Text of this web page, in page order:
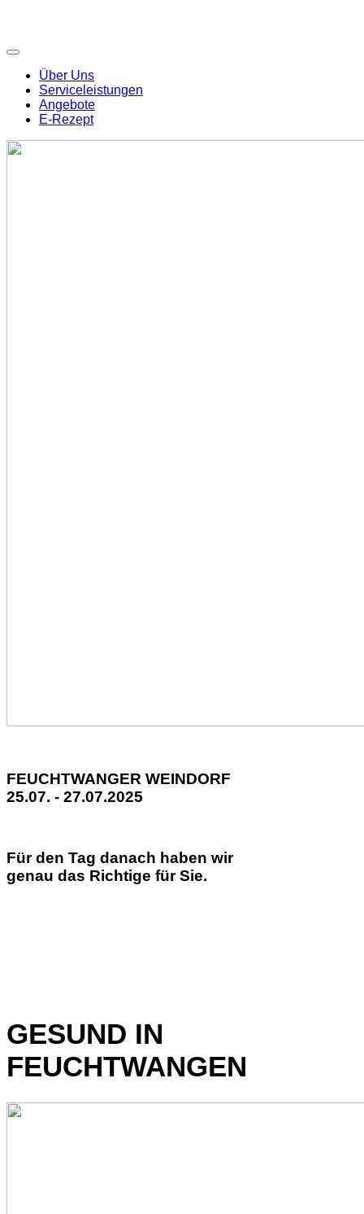
Über Uns
Serviceleistungen
Angebote
E-Rezept
FEUCHTWANGER WEINDORF
25.07. - 27.07.2025
Für den Tag danach haben wir
genau das Richtige für Sie.
GESUND IN
FEUCHTWANGEN